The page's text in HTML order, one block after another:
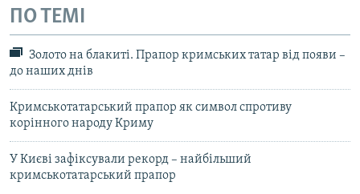
ПО ТЕМІ
Золото на блакиті. Прапор кримських татар від появи –
до наших днів
Кримськотатарський прапор як символ спротиву
корінного народу Криму
У Києві зафіксували рекорд – найбільший
кримськотатарський прапор